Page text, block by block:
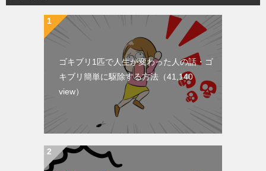
ゴキブリ1匹で人生が変わった人の話・ゴ
キブリ簡単に駆除する方法 （41,140
view）